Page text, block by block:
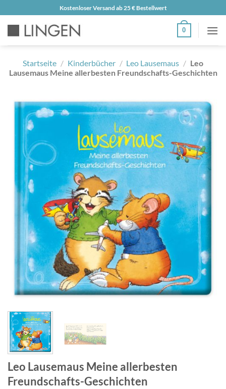
Inhalt
Kostenloser Versand ab 25 € Bestellwert
0
Startseite / Kinderbücher / Leo Lausemaus / Leo
Lausemaus Meine allerbesten Freundschafts-Geschichten
Leo Lausemaus Meine allerbesten
Freundschafts-Geschichten